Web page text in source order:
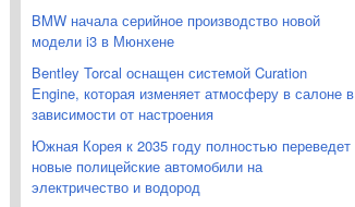
BMW начала серийное производство новой
модели i3 в Мюнхене
Bentley Torcal оснащен системой Curation
Engine, которая изменяет атмосферу в салоне в
зависимости от настроения
Южная Корея к 2035 году полностью переведет
новые полицейские автомобили на
электричество и водород